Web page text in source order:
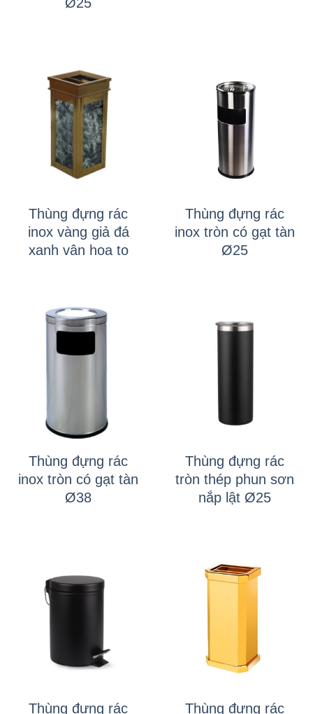
Thùng đựng rác
inox vàng giả đá
xanh vân hoa to
Thùng đựng rác
inox tròn có gạt tàn
Ø25
Thùng đựng rác
inox tròn có gạt tàn
Ø38
Thùng đựng rác
tròn thép phun sơn
nắp lật Ø25
Thùng đựng rác
Thùng đựng rác